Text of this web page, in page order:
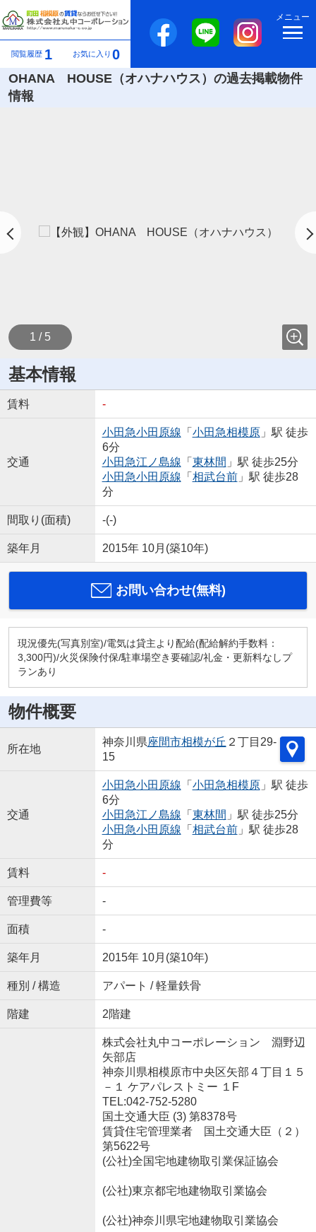
閲覧履歴 1 お気に入り 0
メニュー
OHANA HOUSE（オハナハウス）の過去掲載物件
情報
1 / 5
基本情報
賃料 -
交通
小田急小田原線 「 小田急相模原」駅 徒歩
6分
小田急江ノ島線 「 東林間 」駅 徒歩25分
小田急小田原線 「 相武台前」駅 徒歩28
分
間取り(面積) -(-)
築年月 2015年 10月(築10年)
お問い合わせ(無料)
現況優先(写真別室)/電気は貸主より配給(配給解約手数料：
3,300円)/火災保険付保/駐車場空き要確認/礼金・更新料なしプ
ランあり
物件概要
所在地
神奈川県座間市相模が丘 ２丁目29-
15
交通
小田急小田原線 「 小田急相模原」駅 徒歩
6分
小田急江ノ島線 「 東林間 」駅 徒歩25分
小田急小田原線 「 相武台前」駅 徒歩28
分
賃料 -
管理費等 -
面積 -
築年月 2015年 10月(築10年)
種別 / 構造 アパート / 軽量鉄骨
階建 2階建
株式会社丸中コーポレーション 淵野辺
矢部店
神奈川県相模原市中央区矢部４丁目１５
－１ ケアパレストミー １F
TEL:042-752-5280
国土交通大臣 (3) 第8378号
賃貸住宅管理業者 国土交通大臣（２）
第5622号
(公社)全国宅地建物取引業保証協会
(公社)東京都宅地建物取引業協会
(公社)神奈川県宅地建物取引業協会